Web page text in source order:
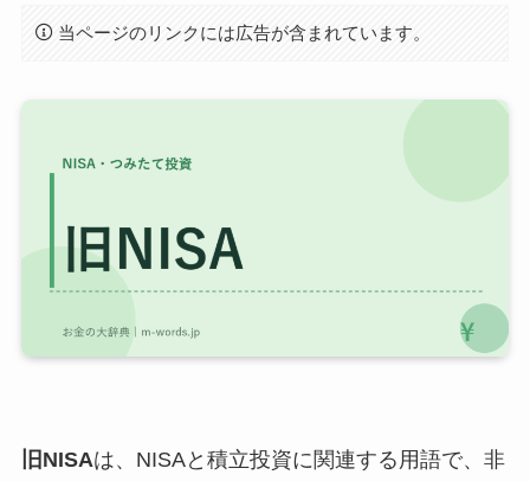
当ページのリンクには広告が含まれています。
旧NISAは、NISAと積立投資に関連する用語で、非